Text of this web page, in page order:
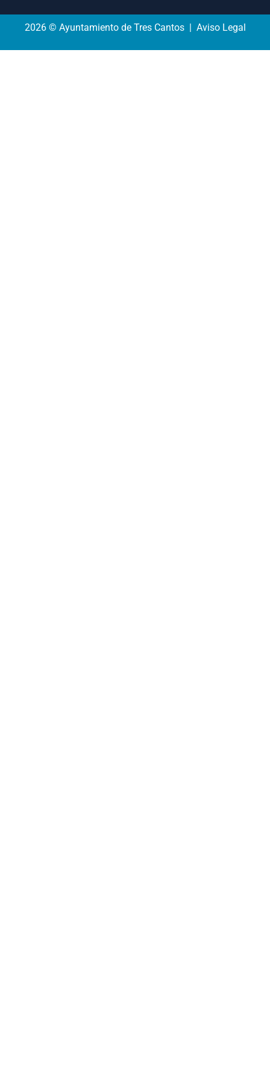
2026 © Ayuntamiento de Tres Cantos | Aviso Legal